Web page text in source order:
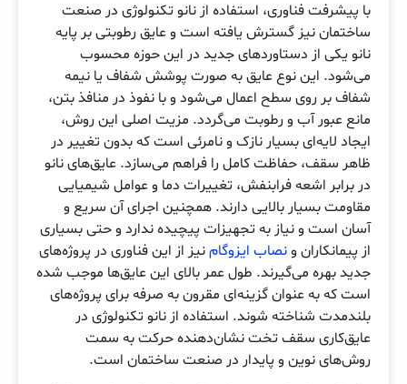
با پیشرفت فناوری، استفاده از نانو تکنولوژی در صنعت
ساختمان نیز گسترش یافته است و عایق‌ رطوبتی بر پایه
نانو یکی از دستاوردهای جدید در این حوزه محسوب
می‌شود. این نوع عایق به صورت پوشش شفاف یا نیمه
شفاف بر روی سطح اعمال می‌شود و با نفوذ در منافذ بتن،
مانع عبور آب و رطوبت می‌گردد. مزیت اصلی این روش،
ایجاد لایه‌ای بسیار نازک و نامرئی است که بدون تغییر در
ظاهر سقف، حفاظت کامل را فراهم می‌سازد. عایق‌های نانو
در برابر اشعه فرابنفش، تغییرات دما و عوامل شیمیایی
مقاومت بسیار بالایی دارند. همچنین اجرای آن سریع و
آسان است و نیاز به تجهیزات پیچیده ندارد و حتی بسیاری
از پیمانکاران ونصاب ایزوگامنیز از این فناوری در پروژه‌های
جدید بهره می‌گیرند. طول عمر بالای این عایق‌ها موجب شده
است که به عنوان گزینه‌ای مقرون به صرفه برای پروژه‌های
بلندمدت شناخته شوند. استفاده از نانو تکنولوژی در
عایق‌کاری سقف تخت نشان‌دهنده حرکت به سمت
روش‌های نوین و پایدار در صنعت ساختمان است.